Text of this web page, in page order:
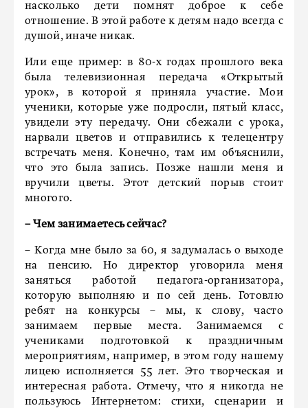
насколько дети помнят доброе к себе
отношение. В этой работе к детям надо всегда с
душой, иначе никак.
Или еще пример: в 80-х годах прошлого века
была телевизионная передача «Открытый
урок», в которой я приняла участие. Мои
ученики, которые уже подросли, пятый класс,
увидели эту передачу. Они сбежали с урока,
нарвали цветов и отправились к телецентру
встречать меня. Конечно, там им объяснили,
что это была запись. Позже нашли меня и
вручили цветы. Этот детский порыв стоит
многого.
– Чем занимаетесь сейчас?
– Когда мне было за 60, я задумалась о выходе
на пенсию. Но директор уговорила меня
заняться работой педагога-организатора,
которую выполняю и по сей день. Готовлю
ребят на конкурсы – мы, к слову, часто
занимаем первые места. Занимаемся с
учениками подготовкой к праздничным
мероприятиям, например, в этом году нашему
лицею исполняется 55 лет. Это творческая и
интересная работа. Отмечу, что я никогда не
пользуюсь Интернетом: стихи, сценарии и